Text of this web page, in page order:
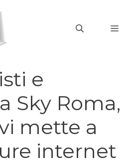
e
Sky Roma,
mette a
internet